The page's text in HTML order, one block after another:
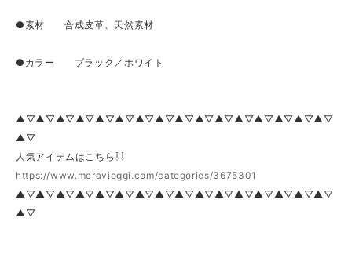
●素材 合成皮革、天然素材
●カラー ブラック／ホワイト
▲▽▲▽▲▽▲▽▲▽▲▽▲▽▲▽▲▽▲▽▲▽▲▽▲▽▲▽▲▽▲▽
▲▽
人気アイテムはこちら⇩⇩
https://www.meravioggi.com/categories/3675301
▲▽▲▽▲▽▲▽▲▽▲▽▲▽▲▽▲▽▲▽▲▽▲▽▲▽▲▽▲▽▲▽
▲▽